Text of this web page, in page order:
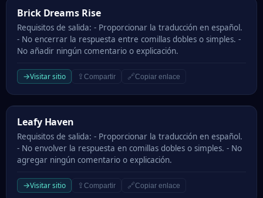
Brick Dreams Rise
Brick Dreams Rise
Requisitos de salida: - Proporcionar la traducción en español.
- No encerrar la respuesta entre comillas dobles o simples. -
No añadir ningún comentario o explicación.
→Visitar sitio ⇪ Compartir 🔗Copiar enlace
Leafy Haven
Leafy Haven
Requisitos de salida: - Proporcionar la traducción en español.
- No envolver la respuesta en comillas dobles o simples. - No
agregar ningún comentario o explicación.
→Visitar sitio ⇪ Compartir 🔗Copiar enlace